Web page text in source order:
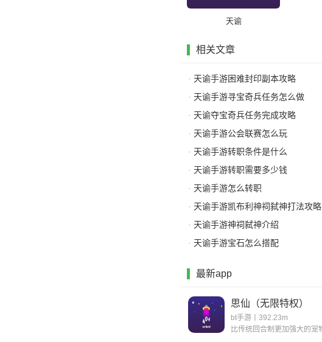
天谕
相关文章
· 天谕手游困难封印副本攻略
· 天谕手游寻宝奇兵任务怎么做
· 天谕夺宝奇兵任务完成攻略
· 天谕手游公会联赛怎么玩
· 天谕手游转职条件是什么
· 天谕手游转职需要多少钱
· 天谕手游怎么转职
· 天谕手游凯布利神祠弑神打法攻略
· 天谕手游神祠弑神介绍
· 天谕手游宝石怎么搭配
最新app
思仙（无限特权）
bt手游丨392.23m